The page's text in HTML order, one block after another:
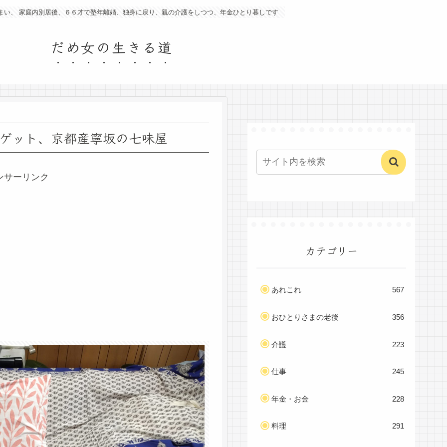
い、 家庭内別居後、６６才で塾年離婚、独身に戻り、親の介護をしつつ、年金ひとり暮しです
だめ女の生きる道
ット、京都産寧坂の七味屋
サーリンク
カテゴリー
あれこれ 567
おひとりさまの老後 356
介護 223
仕事 245
年金・お金 228
料理 291